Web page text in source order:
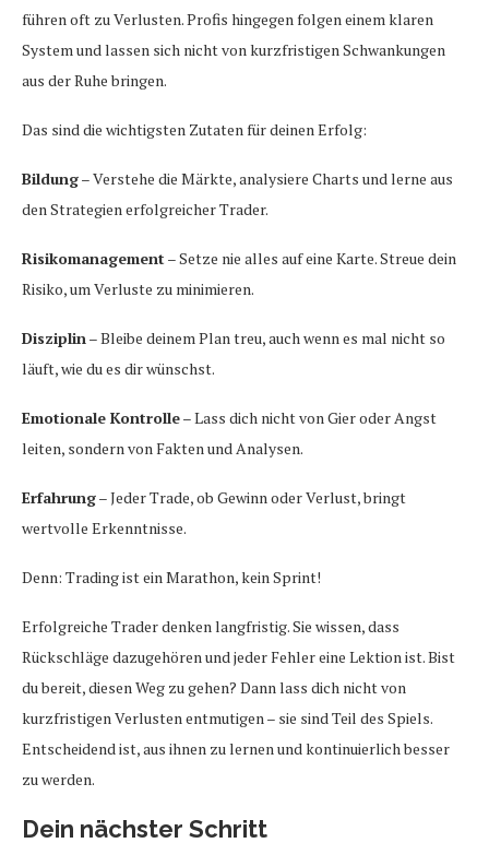
führen oft zu Verlusten. Profis hingegen folgen einem klaren
System und lassen sich nicht von kurzfristigen Schwankungen
aus der Ruhe bringen.
Das sind die wichtigsten Zutaten für deinen Erfolg:
Bildung– Verstehe die Märkte, analysiere Charts und lerne aus
den Strategien erfolgreicher Trader.
Risikomanagement – Setze nie alles auf eine Karte. Streue dein
Risiko, um Verluste zu minimieren.
Disziplin – Bleibe deinem Plan treu, auch wenn es mal nicht so
läuft, wie du es dir wünschst.
Emotionale Kontrolle– Lass dich nicht von Gier oder Angst
leiten, sondern von Fakten und Analysen.
Erfahrung– Jeder Trade, ob Gewinn oder Verlust, bringt
wertvolle Erkenntnisse.
Denn: Trading ist ein Marathon, kein Sprint!
Erfolgreiche Trader denken langfristig. Sie wissen, dass
Rückschläge dazugehören und jeder Fehler eine Lektion ist. Bist
du bereit, diesen Weg zu gehen? Dann lass dich nicht von
kurzfristigen Verlusten entmutigen – sie sind Teil des Spiels.
Entscheidend ist, aus ihnen zu lernen und kontinuierlich besser
zu werden.
Dein nächster Schritt